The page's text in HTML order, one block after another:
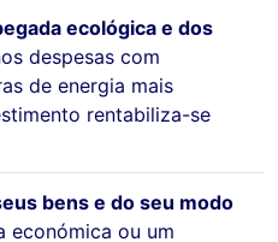
ecológica e dos
despesas com
de energia mais
rentabiliza-se
bens e do seu modo
económica ou um